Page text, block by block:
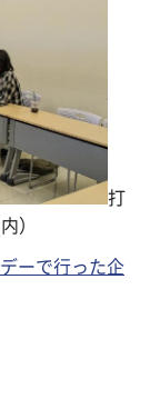
打
）
ーで行った企